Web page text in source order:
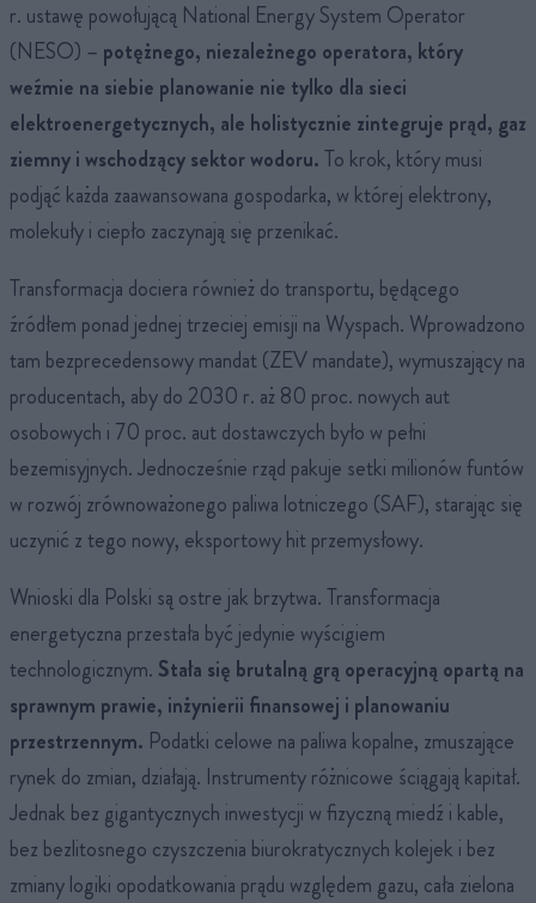
r. ustawę powołującą National Energy System Operator
(NESO) – potężnego, niezależnego operatora, który
weźmie na siebie planowanie nie tylko dla sieci
elektroenergetycznych, ale holistycznie zintegruje prąd, gaz
ziemny i wschodzący sektor wodoru.To krok, który musi
podjąć każda zaawansowana gospodarka, w której elektrony,
molekuły i ciepło zaczynają się przenikać.
Transformacja dociera również do transportu, będącego
źródłem ponad jednej trzeciej emisji na Wyspach. Wprowadzono
tam bezprecedensowy mandat (ZEV mandate), wymuszający na
producentach, aby do 2030 r. aż 80 proc. nowych aut
osobowych i 70 proc. aut dostawczych było w pełni
bezemisyjnych. Jednocześnie rząd pakuje setki milionów funtów
w rozwój zrównoważonego paliwa lotniczego (SAF), starając się
uczynić z tego nowy, eksportowy hit przemysłowy.
Wnioski dla Polski są ostre jak brzytwa. Transformacja
energetyczna przestała być jedynie wyścigiem
technologicznym. Stała się brutalną grą operacyjną opartą na
sprawnym prawie, inżynierii finansowej i planowaniu
przestrzennym. Podatki celowe na paliwa kopalne, zmuszające
rynek do zmian, działają. Instrumenty różnicowe ściągają kapitał.
Jednak bez gigantycznych inwestycji w fizyczną miedź i kable,
bez bezlitosnego czyszczenia biurokratycznych kolejek i bez
zmiany logiki opodatkowania prądu względem gazu, cała zielona